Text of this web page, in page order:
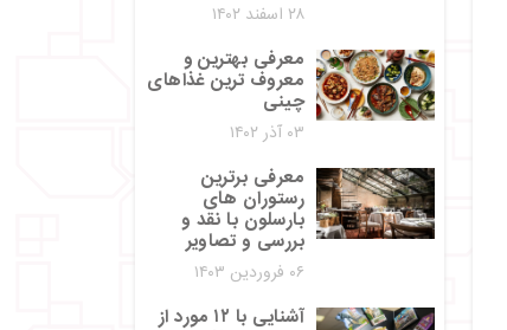
۲۸ اسفند ۱۴۰۲
معرفی بهترین و
معروف ترین غذاهای
چینی
۰۳ آذر ۱۴۰۲
معرفی برترین
رستوران های
بارسلون با نقد و
بررسی و تصاویر
۰۶ فروردین ۱۴۰۳
آشنایی با ۱۲ مورد از